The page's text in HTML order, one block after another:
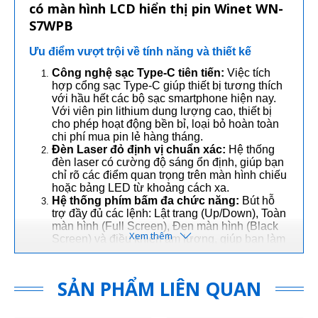
có màn hình LCD hiển thị pin Winet WN-
S7WPB
Ưu điểm vượt trội về tính năng và thiết kế
Công nghệ sạc Type-C tiên tiến: Việc tích
hợp cổng sạc Type-C giúp thiết bị tương thích
với hầu hết các bộ sạc smartphone hiện nay.
Với viên pin lithium dung lượng cao, thiết bị
cho phép hoạt động bền bỉ, loại bỏ hoàn toàn
chi phí mua pin lẻ hàng tháng.
Đèn Laser đỏ định vị chuẩn xác: Hệ thống
đèn laser có cường độ sáng ổn định, giúp bạn
chỉ rõ các điểm quan trọng trên màn hình chiếu
hoặc bảng LED từ khoảng cách xa.
Hệ thống phím bấm đa chức năng: Bút hỗ
trợ đầy đủ các lệnh: Lật trang (Up/Down), Toàn
màn hình (Full Screen), Đen màn hình (Black
Screen) và điều khiển âm lượng, giúp bạn làm
chủ nội dung mà không cần chạm vào máy
Hướng dẫn kết nối và sử dụng
SẢN PHẨM LIÊN QUAN